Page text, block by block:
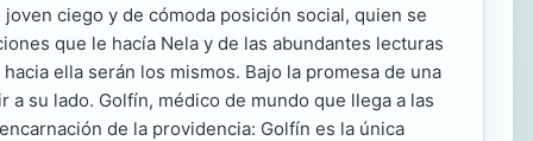
ciego y de cómoda posición social, quien se
que le hacía Nela y de las abundantes lecturas
ella serán los mismos. Bajo la promesa de una
su lado. Golfín, médico de mundo que llega a las
de la providencia: Golfín es la única